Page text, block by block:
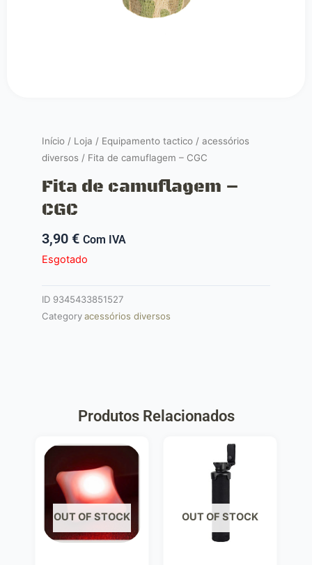
Início / Loja / Equipamento tactico / acessórios
diversos / Fita de camuflagem – CGC
Fita de camuflagem –
CGC
3,90 € Com IVA
Esgotado
ID 9345433851527
Categoryacessórios diversos
Produtos Relacionados
OUT OF STOCK OUT OF STOCK